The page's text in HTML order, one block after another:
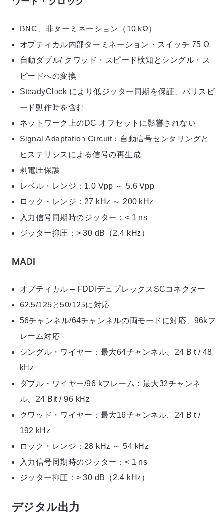
BNC、非ターミネーション（10 kΩ）
オプティカル内部ターミネーション・スイッチ 75 Ω
自動ダブル/ クワッド・スピード検知とシングル・ス
ピードへの変換
SteadyClock により低ジッター同期を保証、バリスピ
ード動作時を含む
ネットワーク上のDC オフセットに影響されない
Signal Adaptation Circuit：自動信号センタリングと
ヒステリシスによる信号の再生成
剰電圧保護
レベル・レンジ：1.0 Vpp ～ 5.6 Vpp
ロック・レンジ：27 kHz ～ 200 kHz
入力信号同期時のジッター：< 1 ns
ジッター抑圧：> 30 dB（2.4 kHz）
MADI
オプティカル – FDDIデュプレックスSCコネクター
62.5/125と50/125に対応
56チャンネル/64チャンネルの両モードに対応、96kフ
レーム対応
シングル・ワイヤー：最大64チャンネル、24 Bit / 48
kHz
ダブル・ワイヤー/96 kフレーム：最大32チャンネ
ル、24 Bit / 96 kHz
クワッド・ワイヤー：最大16チャンネル、24 Bit /
192 kHz
ロック・レンジ：28 kHz ～ 54 kHz
入力信号同期時のジッター：< 1 ns
ジッター抑圧：> 30 dB（2.4 kHz）
デジタル出力